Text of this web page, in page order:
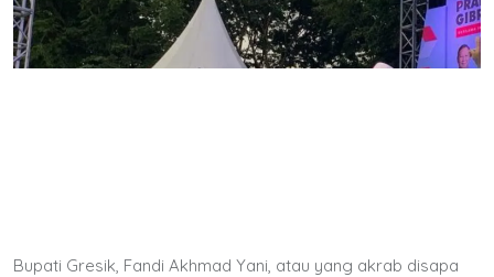
Bupati Gresik, Fandi Akhmad Yani, atau yang akrab disapa